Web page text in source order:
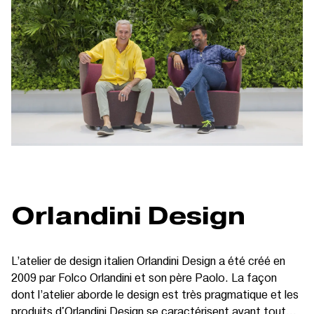
Orlandini Design
L’atelier de design italien Orlandini Design a été créé en
2009 par Folco Orlandini et son père Paolo. La façon
dont l’atelier aborde le design est très pragmatique et les